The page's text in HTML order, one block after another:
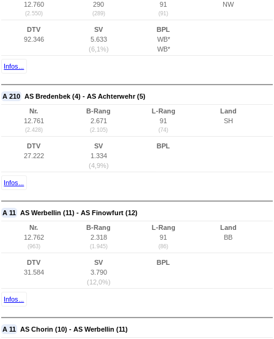
12.760
(2.550)
290
(289)
91
(91)
NW
DTV
92.346
SV
5.633
(6,1%)
BPL
WB*
WB*
Infos...
A 210 AS Bredenbek (4) - AS Achterwehr (5)
Nr.
12.761
(2.428)
B-Rang
2.671
(2.105)
L-Rang
91
(74)
Land
SH
DTV
27.222
SV
1.334
(4,9%)
BPL
Infos...
A 11 AS Werbellin (11) - AS Finowfurt (12)
Nr.
12.762
(963)
B-Rang
2.318
(1.945)
L-Rang
91
(86)
Land
BB
DTV
31.584
SV
3.790
(12,0%)
BPL
Infos...
A 11 AS Chorin (10) - AS Werbellin (11)